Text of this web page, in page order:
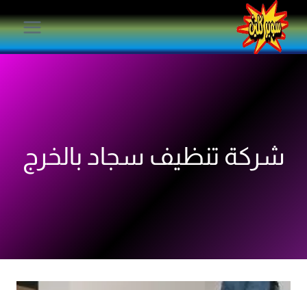
التجاوز
إلى
المحتوى
شركة تنظيف سجاد بالخرج